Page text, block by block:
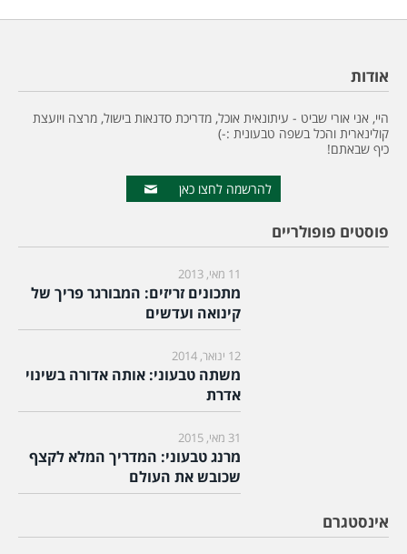
אודות
היי, אני אורי שביט - עיתונאית אוכל, מדריכת סדנאות בישול, מרצה ויועצת
קולינארית והכל בשפה טבעונית :-)
כיף שבאתם!
להרשמה לחצו כאן
פוסטים פופולריים
11 מאי, 2013
מתכונים זריזים: המבורגר פריך של
קינואה ועדשים
12 ינואר, 2014
משתה טבעוני: אותה אדורה בשינוי
אדרת
31 מאי, 2015
מרנג טבעוני: המדריך המלא לקצף
שכובש את העולם
אינסטגרם